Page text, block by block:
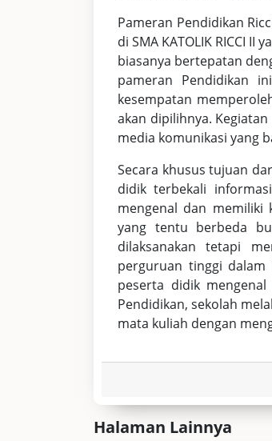
Pameran Pendidikan
di SMA KATOLIK RICCI
biasanya bertepatan
pameran Pendidikan
kesempatan
akan dipilihnya.
media komunikasi yang
Secara khusus tujuan
didik terbekali
mengenal dan memiliki
yang tentu berbeda
dilaksanakan tetapi
perguruan tinggi
peserta didik
Pendidikan, sekolah
mata kuliah dengan
Halaman Lainnya